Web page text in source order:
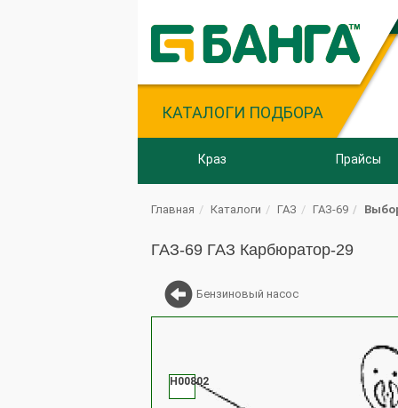
КАТАЛОГИ ПОДБОРА
Краз Прайсы
Главная Каталоги ГАЗ ГАЗ-69
ГАЗ-69 ГАЗ Карбюратор-29
Бензиновый насос
Н00802